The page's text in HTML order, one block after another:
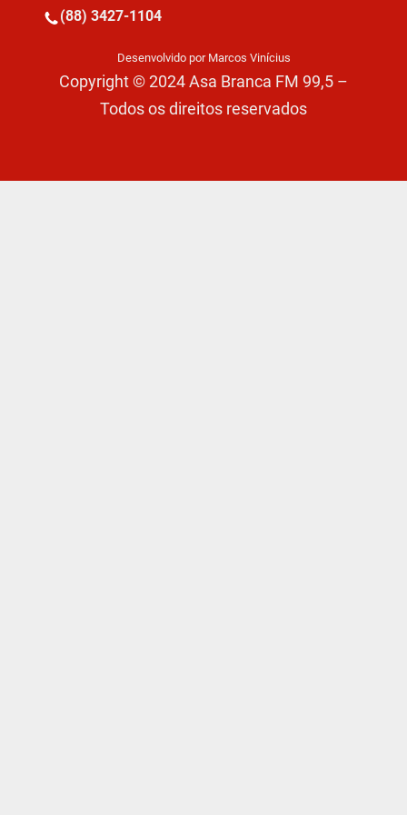
(88) 3427-1104
Desenvolvido por Marcos Vinícius
Copyright © 2024 Asa Branca FM 99,5 –
Todos os direitos reservados